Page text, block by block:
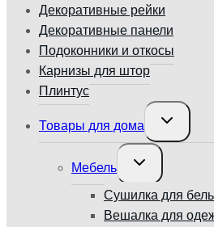
Декоративные рейки
Декоративные панели
Подоконники и откосы
Карнизы для штор
Плинтус
Товары для дома
Переключить
дочернее
Мебель
Переключить
дочернее
Сушилка для
Вешалка для